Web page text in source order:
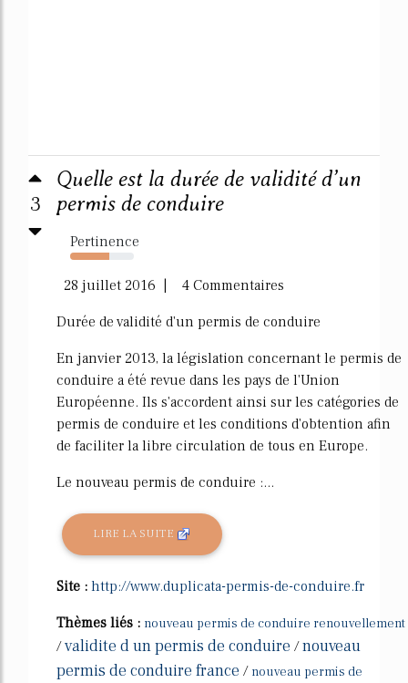
3
Quelle est la durée de validité d’un
permis de conduire
Pertinence
61%
28 juillet 2016 | 4 Commentaires
Durée de validité d'un permis de conduire
En janvier 2013, la législation concernant le permis de
conduire a été revue dans les pays de l'Union
Européenne. Ils s'accordent ainsi sur les catégories de
permis de conduire et les conditions d'obtention afin
de faciliter la libre circulation de tous en Europe.
Le nouveau permis de conduire :...
LIRE LA SUITE
Site : http://www.duplicata-permis-de-conduire.fr
Thèmes liés : nouveau permis de conduire renouvellement
/validite d un permis de conduire /nouveau
permis de conduire france / nouveau permis de